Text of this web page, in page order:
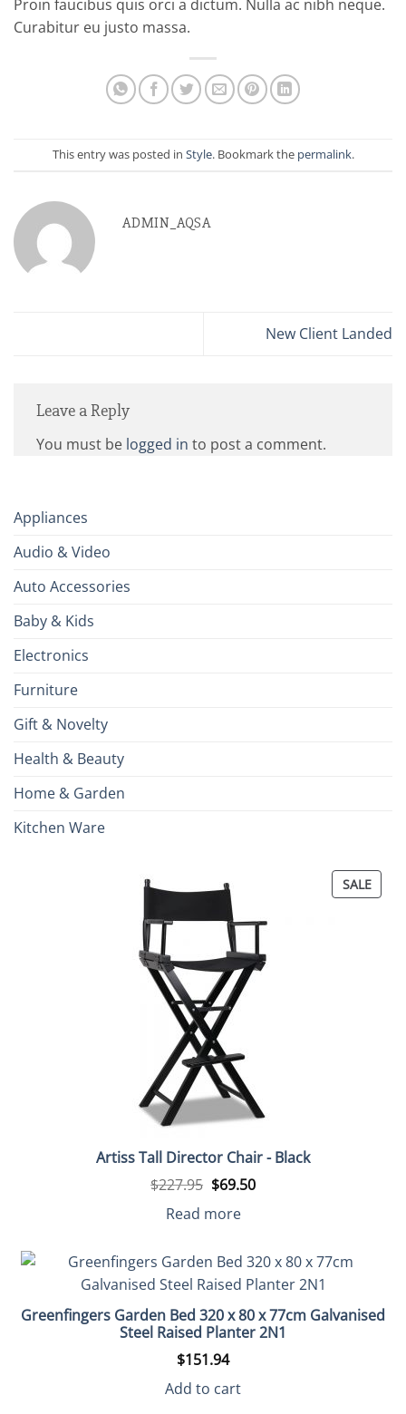
Proin faucibus quis orci a dictum. Nulla ac nibh neque.
Curabitur eu justo massa.
This entry was posted in Style. Bookmark the permalink.
ADMIN_AQSA
New Client Landed
Leave a Reply
You must be logged in to post a comment.
Appliances
Audio & Video
Auto Accessories
Baby & Kids
Electronics
Furniture
Gift & Novelty
Health & Beauty
Home & Garden
Kitchen Ware
SALE
ON
Artiss Tall Director Chair - Black
$227.95 Original
was:
$69.50Current
Read more
Greenfingers Garden Bed 320 x 80 x 77cm Galvanised
Steel Raised Planter 2N1
$151.94
Add to cart